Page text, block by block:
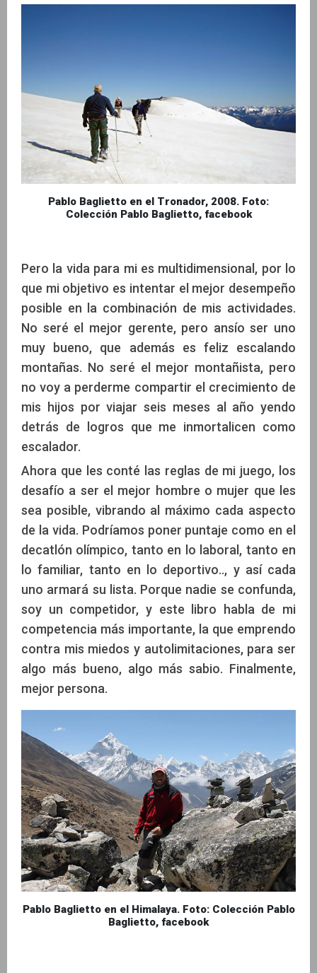
Pablo Baglietto en el Tronador, 2008. Foto:
Colección Pablo Baglietto, facebook
Pero la vida para mi es multidimensional, por lo
que mi objetivo es intentar el mejor desempeño
posible en la combinación de mis actividades.
No seré el mejor gerente, pero ansío ser uno
muy bueno, que además es feliz escalando
montañas. No seré el mejor montañista, pero
no voy a perderme compartir el crecimiento de
mis hijos por viajar seis meses al año yendo
detrás de logros que me inmortalicen como
escalador.
Ahora que les conté las reglas de mi juego, los
desafío a ser el mejor hombre o mujer que les
sea posible, vibrando al máximo cada aspecto
de la vida. Podríamos poner puntaje como en el
decatlón olímpico, tanto en lo laboral, tanto en
lo familiar, tanto en lo deportivo.., y así cada
uno armará su lista. Porque nadie se confunda,
soy un competidor, y este libro habla de mi
competencia más importante, la que emprendo
contra mis miedos y autolimitaciones, para ser
algo más bueno, algo más sabio. Finalmente,
mejor persona.
Pablo Baglietto en el Himalaya. Foto: Colección Pablo
Baglietto, facebook